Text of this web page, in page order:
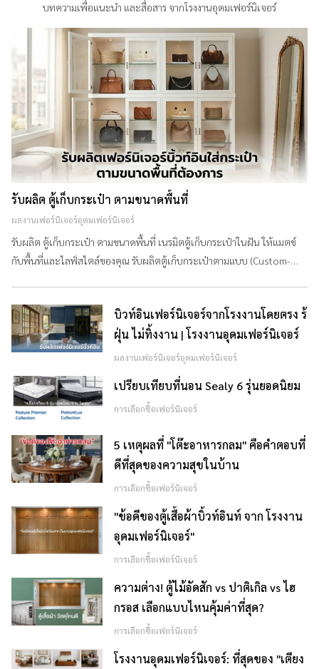
บทความเพื่อแนะนำ และสื่อสาร จากโรงงานอุดมเฟอร์นิเจอร์
รับผลิต ตู้เก็บกระเป๋า ตามขนาดพื้นที่
ผลงานเฟอร์นิเจอร์อุดมเฟอร์นิเจอร์
รับผลิต ตู้เก็บกระเป๋า ตามขนาดพื้นที่ เนรมิตตู้เก็บกระเป๋าในฝัน ให้แมตช์
กับพื้นที่และไลฟ์สไตล์ของคุณ รับผลิตตู้เก็บกระเป๋าตามแบบ (Custom-
เลือกตู้เก็บกระเป๋าจาก "อุดมเฟอร์นิเจอร์"? Custom Design: ออกแบบให้
ลงตัวกับจำนวนกระเป๋าและขนาดพื้นที่ของคุณ ไม่ว่าพ
บิวท์อินเฟอร์นิเจอร์จากโรงงานโดยตรง ร้
ฝุ่น ไม่ทิ้งงาน | โรงงานอุดมเฟอร์นิเจอร์
ผลงานเฟอร์นิเจอร์อุดมเฟอร์นิเจอร์
เปรียบเทียบที่นอน Sealy 6 รุ่นยอดนิยม
การเลือกซื้อเฟอร์นิเจอร์
5 เหตุผลที่ "โต๊ะอาหารกลม" คือคำตอบที่
ดีที่สุดของความสุขในบ้าน
การเลือกซื้อเฟอร์นิเจอร์
"ข้อดีของตู้เสื้อผ้าบิ้วท์อินท์ จาก โรงงาน
อุดมเฟอร์นิเจอร์"
การเลือกซื้อเฟอร์นิเจอร์
ความต่าง! ตู้ไม้อัดสัก vs ปาติเกิล vs ไฮ
กรอส เลือกแบบไหนคุ้มค่าที่สุด?
การเลือกซื้อเฟอร์นิเจอร์
โรงงานอุดมเฟอร์นิเจอร์: ที่สุดของ "เตียง